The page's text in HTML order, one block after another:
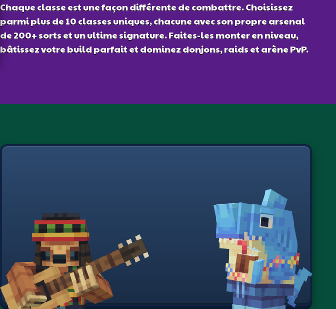
Chaque classe est une façon différente de combattre. Choisissez
parmi plus de 10 classes uniques, chacune avec son propre arsenal
de 200+ sorts et un ultime signature. Faites-les monter en niveau,
bâtissez votre build parfait et dominez donjons, raids et arène PvP.